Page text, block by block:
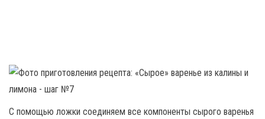
С помощью ложки соединяем все компоненты сырого варенья